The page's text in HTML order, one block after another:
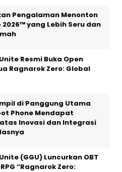
Pengalaman Menonton
2026™ yang Lebih Seru dan
Resmi Buka Open
Ragnarok Zero: Global
di Panggung Utama
Phone Mendapat
Inovasi dan Integrasi
(GGU) Luncurkan OBT
“Ragnarok Zero: